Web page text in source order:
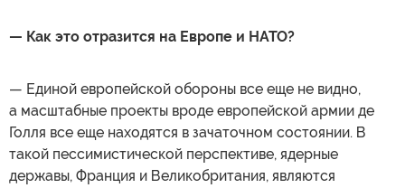
— Как это отразится на Европе и НАТО?
— Единой европейской обороны все еще не видно,
а масштабные проекты вроде европейской армии де
Голля все еще находятся в зачаточном состоянии. В
такой пессимистической перспективе, ядерные
державы, Франция и Великобритания, являются